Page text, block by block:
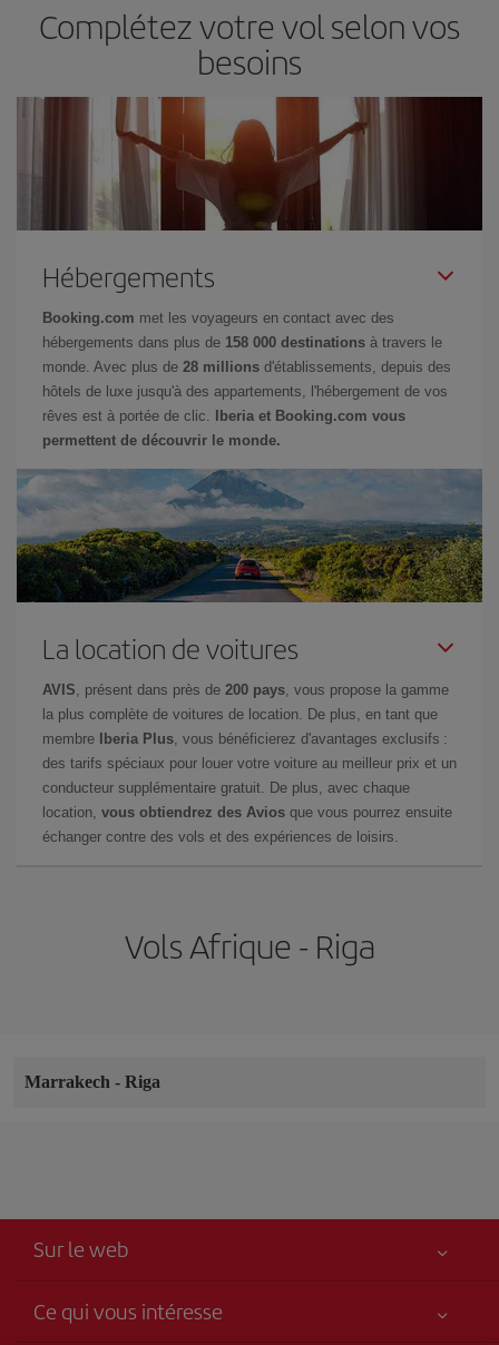
Complétez votre vol selon vos
besoins
Hébergements
Booking.com met les voyageurs en contact avec des
hébergements dans plus de 158 000 destinations à travers le
monde. Avec plus de 28 millions d'établissements, depuis des
hôtels de luxe jusqu'à des appartements, l'hébergement de vos
rêves est à portée de clic.
Iberia et Booking.com vous
permettent de découvrir le monde.
La location de voitures
AVIS , présent dans près de 200 pays , vous propose la gamme
la plus complète de voitures de location. De plus, en tant que
membre
Iberia Plus , vous bénéficierez d'avantages exclusifs :
des tarifs spéciaux pour louer votre voiture au meilleur prix et un
conducteur supplémentaire gratuit. De plus, avec chaque
location, vous obtiendrez des Avios que vous pourrez ensuite
échanger contre des vols et des expériences de loisirs.
Vols Afrique - Riga
Marrakech - Riga
Sur le web
Ce qui vous intéresse